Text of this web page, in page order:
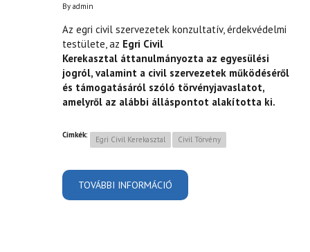
By admin
Az egri civil szervezetek konzultatív, érdekvédelmi
testülete, az Egri Civil
Kerekasztal áttanulmányozta az egyesülési
jogról, valamint a civil szervezetek működéséről
és támogatásáról szóló törvényjavaslatot,
amelyről az alábbi álláspontot alakította ki.
Címkék: Egri Civil Kerekasztal Civil Törvény
TOVÁBBI INFORMÁCIÓ